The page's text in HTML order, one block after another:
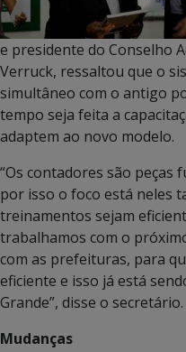
e presidente do Conselho
Verruck, ressaltou que o
simultâneo com o antigo
tempo seja feita a
adaptem ao novo modelo.
“Os contadores são peças
por isso o foco está neles
treinamentos sejam
trabalhamos com o
com as prefeituras, para
eficiente e isso já está
Grande”, disse o secretário.
Mudanças